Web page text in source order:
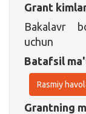
Grant
Bakalavr
uchun
Batafsil
Rasmiy
Grantning